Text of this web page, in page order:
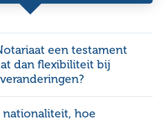
een testament
dan flexibiliteit bij
nationaliteit, hoe
het contactformulier
onze